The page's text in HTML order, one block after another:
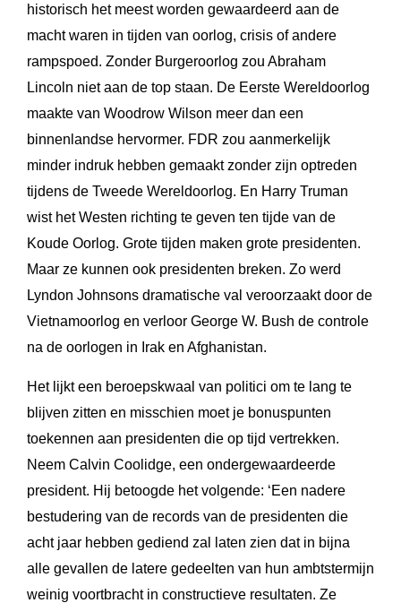
historisch het meest worden gewaardeerd aan de
macht waren in tijden van oorlog, crisis of andere
rampspoed. Zonder Burgeroorlog zou Abraham
Lincoln niet aan de top staan. De Eerste Wereldoorlog
maakte van Woodrow Wilson meer dan een
binnenlandse hervormer. FDR zou aanmerkelijk
minder indruk hebben gemaakt zonder zijn optreden
tijdens de Tweede Wereldoorlog. En Harry Truman
wist het Westen richting te geven ten tijde van de
Koude Oorlog. Grote tijden maken grote presidenten.
Maar ze kunnen ook presidenten breken. Zo werd
Lyndon Johnsons dramatische val veroorzaakt door de
Vietnamoorlog en verloor George W. Bush de controle
na de oorlogen in Irak en Afghanistan.
Het lijkt een beroepskwaal van politici om te lang te
blijven zitten en misschien moet je bonuspunten
toekennen aan presidenten die op tijd vertrekken.
Neem Calvin Coolidge, een ondergewaardeerde
president. Hij betoogde het volgende: ‘Een nadere
bestudering van de records van de presidenten die
acht jaar hebben gediend zal laten zien dat in bijna
alle gevallen de latere gedeelten van hun ambtstermijn
weinig voortbracht in constructieve resultaten. Ze